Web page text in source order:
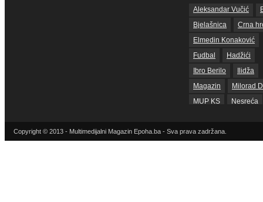
Aleksandar Vučić
Bjelašnica
Crna
Elmedin Konaković
Fudbal
Hadžići
Ibro Berilo
Ilidža
Magazin
Milorad
MUP KS
Nesreća
Reprezentacija BiH
Copyright © 2013 - Multimedijalni Magazin Epoha.ba - Sva prava zadržana.